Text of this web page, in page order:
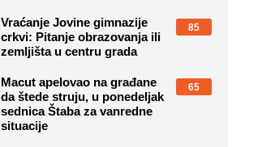
Vraćanje Jovine gimnazije
crkvi: Pitanje obrazovanja ili
zemljišta u centru grada
85
Macut apelovao na građane
da štede struju, u ponedeljak
sednica Štaba za vanredne
situacije
65